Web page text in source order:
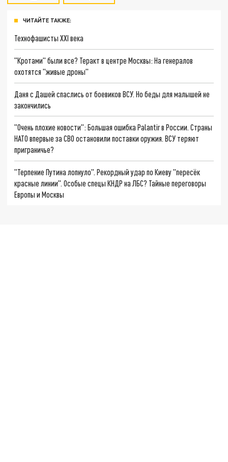
ЧИТАЙТЕ ТАКЖЕ:
Технофашисты XXI века
"Кротами" были все? Теракт в центре Москвы: На генералов
охотятся "живые дроны"
Даня с Дашей спаслись от боевиков ВСУ. Но беды для малышей не
закончились
"Очень плохие новости": Большая ошибка Palantir в России. Страны
НАТО впервые за СВО остановили поставки оружия. ВСУ теряют
приграничье?
"Терпение Путина лопнуло". Рекордный удар по Киеву "пересёк
красные линии". Особые спецы КНДР на ЛБС? Тайные переговоры
Европы и Москвы